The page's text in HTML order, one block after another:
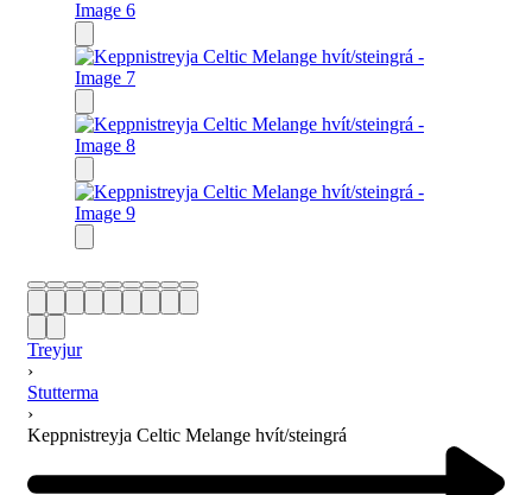
Treyjur
›
Stutterma
›
Keppnistreyja Celtic Melange hvít/steingrá
navigation